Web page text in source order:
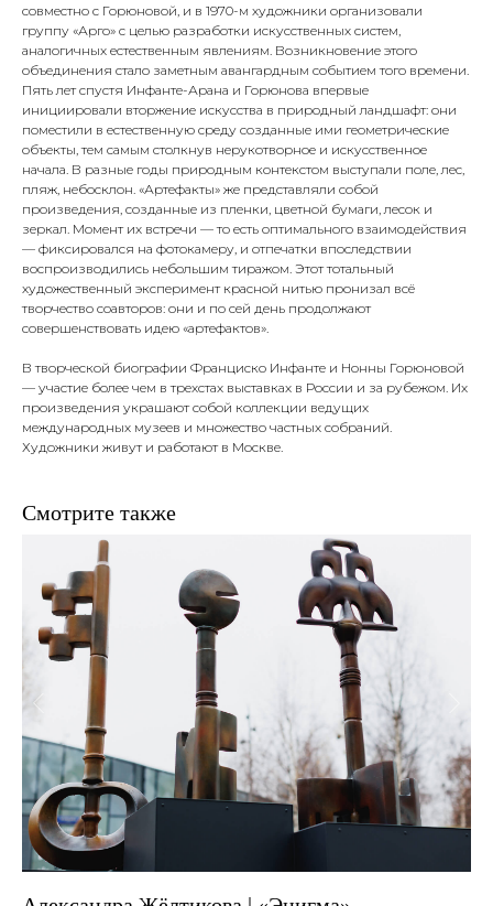
совместно с Горюновой, и в 1970-м художники организовали
группу «Арго» с целью разработки искусственных систем,
аналогичных естественным явлениям. Возникновение этого
объединения стало заметным авангардным событием того времени.
Пять лет спустя Инфанте-Арана и Горюнова впервые
инициировали вторжение искусства в природный ландшафт: они
поместили в естественную среду созданные ими геометрические
объекты, тем самым столкнув нерукотворное и искусственное
начала. В разные годы природным контекстом выступали поле, лес,
пляж, небосклон. «Артефакты» же представляли собой
произведения, созданные из пленки, цветной бумаги, лесок и
зеркал. Момент их встречи — то есть оптимального взаимодействия
— фиксировался на фотокамеру, и отпечатки впоследствии
воспроизводились небольшим тиражом. Этот тотальный
художественный эксперимент красной нитью пронизал всё
творчество соавторов: они и по сей день продолжают
совершенствовать идею «артефактов».
В творческой биографии Франциско Инфанте и Нонны Горюновой
— участие более чем в трехстах выставках в России и за рубежом. Их
произведения украшают собой коллекции ведущих
международных музеев и множество частных собраний.
Художники живут и работают в Москве.
Смотрите также